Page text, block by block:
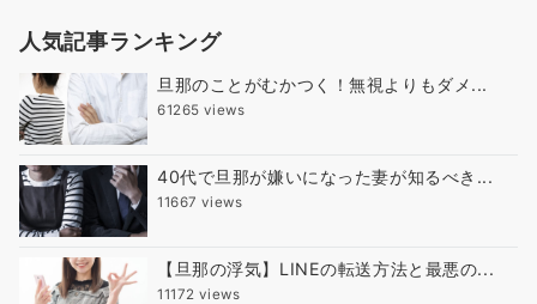
人気記事ランキング
旦那のことがむかつく！無視よりもダメ...
61265 views
40代で旦那が嫌いになった妻が知るべき...
11667 views
【旦那の浮気】LINEの転送方法と最悪の...
11172 views